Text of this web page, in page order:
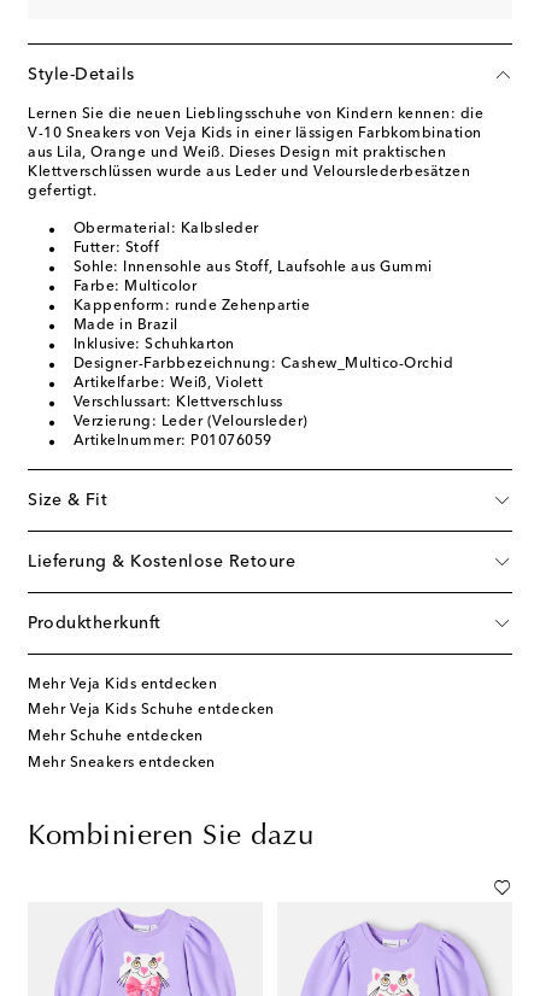
Style-Details
Lernen Sie die neuen Lieblingsschuhe von Kindern kennen: die
V-10 Sneakers von Veja Kids in einer lässigen Farbkombination
aus Lila, Orange und Weiß. Dieses Design mit praktischen
Klettverschlüssen wurde aus Leder und Velourslederbesätzen
gefertigt.
Obermaterial: Kalbsleder
Futter: Stoff
Sohle: Innensohle aus Stoff, Laufsohle aus Gummi
Farbe: Multicolor
Kappenform: runde Zehenpartie
Made in Brazil
Inklusive: Schuhkarton
Designer-Farbbezeichnung: Cashew_Multico-Orchid
Artikelfarbe: Weiß, Violett
Verschlussart: Klettverschluss
Verzierung: Leder (Veloursleder)
Artikelnummer: P01076059
Size & Fit
Lieferung & Kostenlose Retoure
Produktherkunft
Mehr Veja Kids entdecken
Mehr Veja Kids Schuhe entdecken
Mehr Schuhe entdecken
Mehr Sneakers entdecken
Kombinieren Sie dazu